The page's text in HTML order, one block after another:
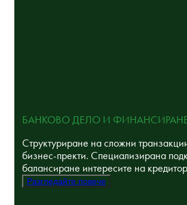
БАНКОВО ДЕЛО И
Структуриране на сложни
бизнес-пректи. Специализирана
балансиране интересите на
Разгледайте повече